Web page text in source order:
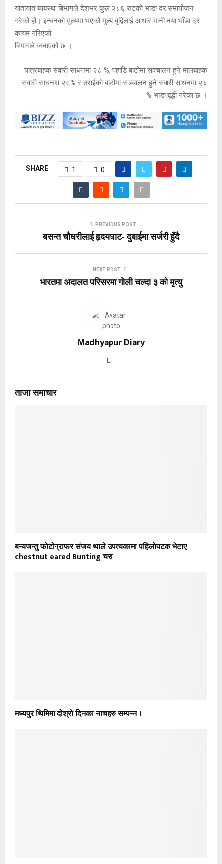
यातायात ब्यबस्था बिभागले देशभर कुल २८६ रुटको भाडा दर समायोजन
गरेको हो। इन्धनको मूल्यमा भएको मुल्य बृद्विलाई आधार मानी नया भाँडा दर
कायम गरिएको
बिभागले जनाएको छ ।
यात्रबाहक सवारी साधनमा २८ %, पहाडि बाटोमा सञ्चालन हुने मालबाहक
सवारी साधनमा २०% र तराईको बाटोमा सञ्चालन हुने सवारी साधनमा २६
% भाडा बृद्धी गरेका छ ।
SHARE 1 0
PREVIOUS POST
बसन्त चौधरीलाई हृदयघाट- दुबाईमा सर्जरी हुँदै
NEXT POST
भारतमा अदालत परिसरमा गोली चल्दा ३ को मृत्यु
Madhyapur Diary
ताजा समाचार
बन्यजन्तु फोटोग्राफर संजय थाले उपत्यकामा पहिलोपटक भेटाए
chestnut eared Bunting चरा
मध्यपुर थिमिमा दोश्रो दिनका नाचहरु सम्पन्न ।